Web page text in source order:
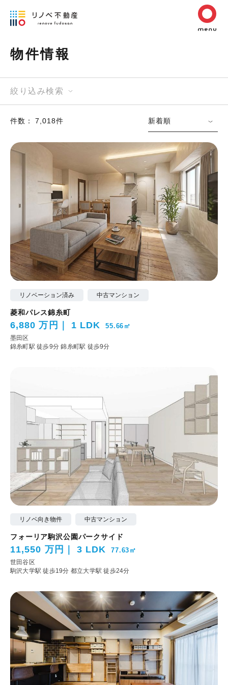
物件情報
絞り込み検索
件数： 7,018件 新着順
リノベーション済み 中古マンション
菱和パレス錦糸町
6,880 万円 1 LDK 55.66㎡
墨田区
錦糸町駅 徒歩9分錦糸町駅 徒歩9分
リノベ向き物件 中古マンション
フォーリア駒沢公園パークサイド
11,550 万円 3 LDK 77.63㎡
世田谷区
駒沢大学駅 徒歩19分 都立大学駅 徒歩24分